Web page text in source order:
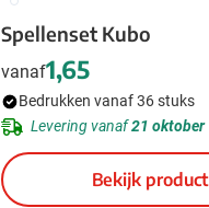
Spellenset Kubo
vanaf1,65
Bedrukken vanaf 36 stuks
Levering vanaf21 oktober
Bekijk product